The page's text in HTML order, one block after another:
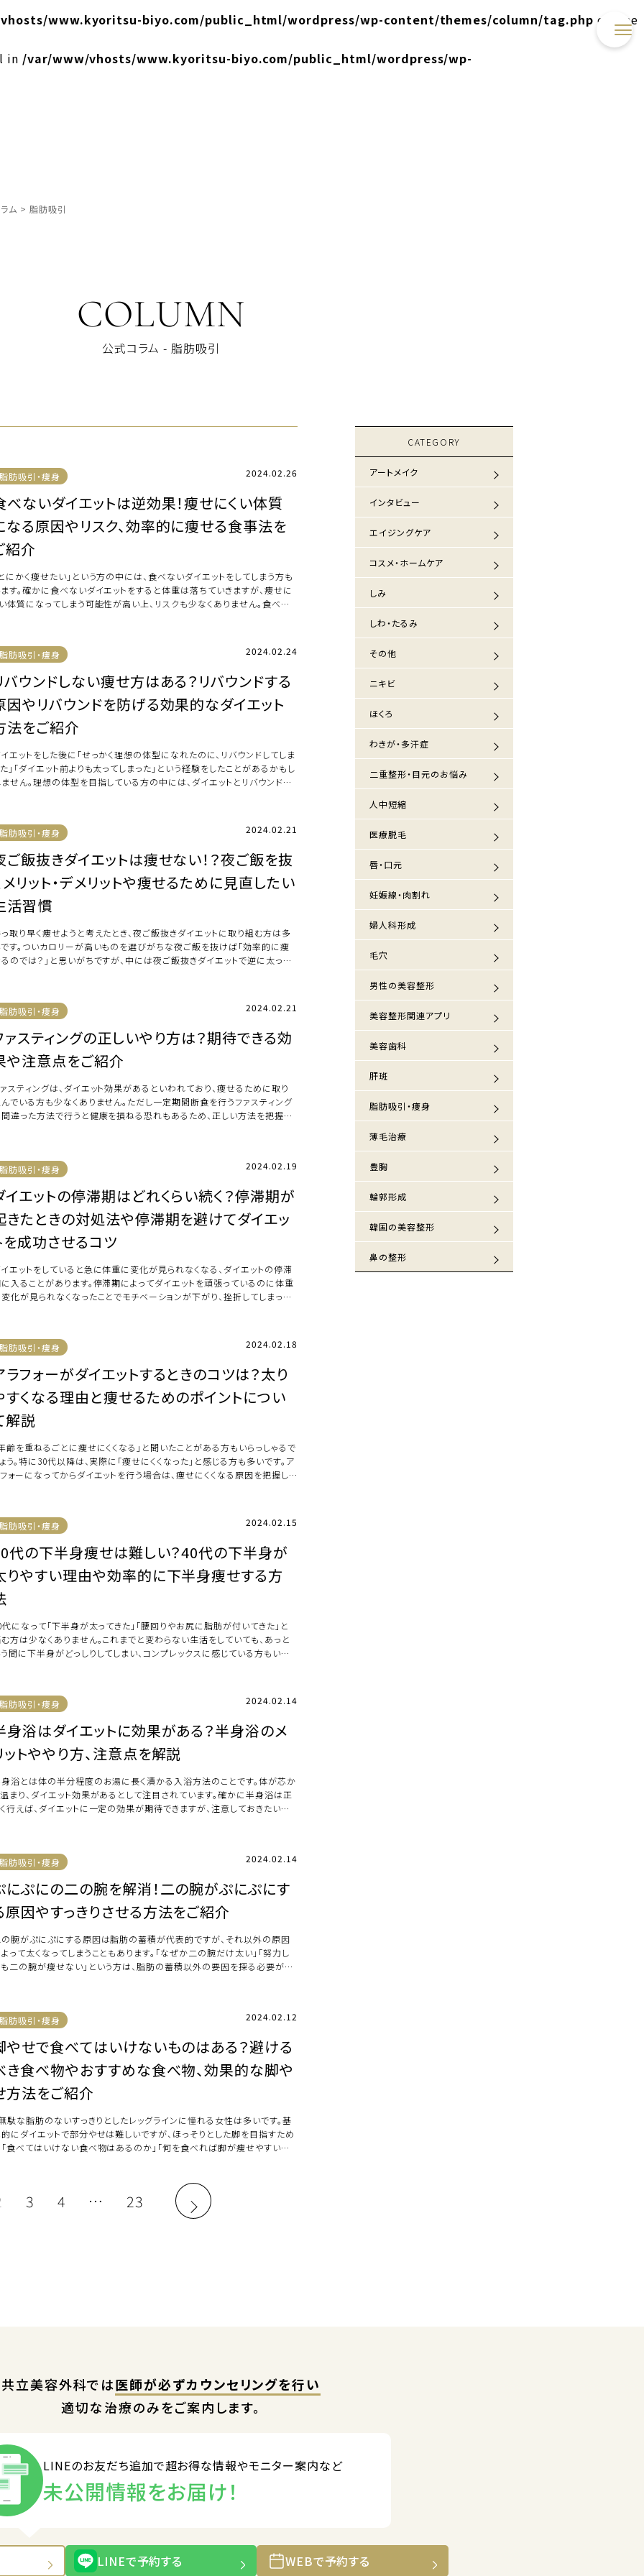
www.kyoritsu-biyo.com/public_html/wordpress/wp-content/themes/column/tag.php on line
in /var/www/vhosts/www.kyoritsu-biyo.com/public_html/wordpress/wp-
ム > 脂肪吸引
COLUMN
公式コラム - 脂肪吸引
脂肪吸引・痩身 2024.02.26
べないダイエットは逆効果！痩せにくい体質
なる原因やリスク、効率的に痩せる食事法を
紹介
にかく痩せたい」という方の中には、食べないダイエットをしてしまう方も
す。確かに食べないダイエットをすると体重は落ちていきますが、痩せに
体質になってしまう可能性が高い上、リスクも少なくありません。食べな
脂肪吸引・痩身 2024.02.24
バウンドしない痩せ方はある？リバウンドする
因やリバウンドを防げる効果的なダイエット
法をご紹介
エットをした後に「せっかく理想の体型になれたのに、リバウンドしてしま
」「ダイエット前よりも太ってしまった」という経験をしたことがあるかもし
せん。理想の体型を目指している方の中には、ダイエットとリバウンドを
脂肪吸引・痩身 2024.02.21
ご飯抜きダイエットは痩せない！？夜ご飯を抜
メリット・デメリットや痩せるために見直したい
活習慣
取り早く痩せようと考えたとき、夜ご飯抜きダイエットに取り組む方は多
す。ついカロリーが高いものを選びがちな夜ご飯を抜けば「効率的に痩
のでは？」と思いがちですが、中には夜ご飯抜きダイエットで逆に太って
脂肪吸引・痩身 2024.02.21
ァスティングの正しいやり方は？期待できる効
や注意点をご紹介
スティングは、ダイエット効果があるといわれており、痩せるために取り
でいる方も少なくありません。ただし一定期間断食を行うファスティング
違った方法で行うと健康を損ねる恐れもあるため、正しい方法を把握し
脂肪吸引・痩身 2024.02.19
イエットの停滞期はどれくらい続く？停滞期が
きたときの対処法や停滞期を避けてダイエッ
を成功させるコツ
エットをしていると急に体重に変化が見られなくなる、ダイエットの停滞
入ることがあります。停滞期によってダイエットを頑張っているのに体重
化が見られなくなったことでモチベーションが下がり、挫折してしまった
脂肪吸引・痩身 2024.02.18
ラフォーがダイエットするときのコツは？太り
すくなる理由と痩せるためのポイントについ
解説
齢を重ねるごとに痩せにくくなる」と聞いたことがある方もいらっしゃるで
う。特に30代以降は、実際に「痩せにくくなった」と感じる方も多いです。ア
ォーになってからダイエットを行う場合は、痩せにくくなる原因を把握した
脂肪吸引・痩身 2024.02.15
代の下半身痩せは難しい？40代の下半身が
りやすい理由や効率的に下半身痩せする方
になって「下半身が太ってきた」「腰回りやお尻に脂肪が付いてきた」と
方は少なくありません。これまでと変わらない生活をしていても、あっと
間に下半身がどっしりしてしまい、コンプレックスに感じている方もいる
脂肪吸引・痩身 2024.02.14
身浴はダイエットに効果がある？半身浴のメ
ットややり方、注意点を解説
浴とは体の半分程度のお湯に長く漬かる入浴方法のことです。体が芯か
まり、ダイエット効果があるとして注目されています。確かに半身浴は正
行えば、ダイエットに一定の効果が期待できますが、注意しておきたい点
脂肪吸引・痩身 2024.02.14
にぷにの二の腕を解消！二の腕がぷにぷにす
原因やすっきりさせる方法をご紹介
腕がぷにぷにする原因は脂肪の蓄積が代表的ですが、それ以外の原因
って太くなってしまうこともあります。「なぜか二の腕だけ太い」「努力し
二の腕が痩せない」という方は、脂肪の蓄積以外の要因を探る必要があ
脂肪吸引・痩身 2024.02.12
やせで食べてはいけないものはある？避ける
き食べ物やおすすめな食べ物、効果的な脚や
方法をご紹介
な脂肪のないすっきりとしたレッグラインに憧れる女性は多いです。基
にダイエットで部分やせは難しいですが、ほっそりとした脚を目指すため
食べてはいけない食べ物はあるのか」「何を食べれば脚が痩せやすいの
3 4 … 23
CATEGORY
アートメイク
インタビュー
エイジングケア
コスメ・ホームケア
しみ
しわ・たるみ
その他
ニキビ
ほくろ
わきが・多汗症
二重整形・目元のお悩み
人中短縮
医療脱毛
唇・口元
妊娠線・肉割れ
婦人科形成
毛穴
男性の美容整形
美容整形関連アプリ
美容歯科
肝斑
脂肪吸引・痩身
薄毛治療
豊胸
輪郭形成
韓国の美容整形
鼻の整形
共立美容外科では医師が必ずカウンセリングを行い
適切な治療のみをご案内します。
LINEのお友だち追加で超お得な情報やモニター案内など
未公開情報をお届け！
LINEで予約する WEBで予約する